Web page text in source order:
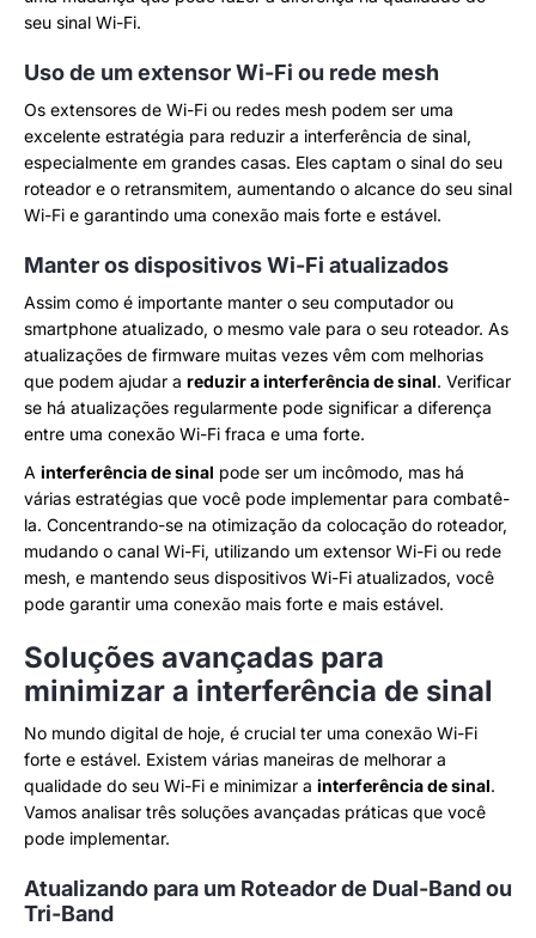
seu sinal Wi-Fi.
Uso de um extensor Wi-Fi ou rede mesh
Os extensores de Wi-Fi ou redes mesh podem ser uma
excelente estratégia para reduzir a interferência de sinal,
especialmente em grandes casas. Eles captam o sinal do seu
roteador e o retransmitem, aumentando o alcance do seu sinal
Wi-Fi e garantindo uma conexão mais forte e estável.
Manter os dispositivos Wi-Fi atualizados
Assim como é importante manter o seu computador ou
smartphone atualizado, o mesmo vale para o seu roteador. As
atualizações de firmware muitas vezes vêm com melhorias
que podem ajudar a reduzir a interferência de sinal. Verificar
se há atualizações regularmente pode significar a diferença
entre uma conexão Wi-Fi fraca e uma forte.
A interferência de sinal pode ser um incômodo, mas há
várias estratégias que você pode implementar para combatê-
la. Concentrando-se na otimização da colocação do roteador,
mudando o canal Wi-Fi, utilizando um extensor Wi-Fi ou rede
mesh, e mantendo seus dispositivos Wi-Fi atualizados, você
pode garantir uma conexão mais forte e mais estável.
Soluções avançadas para
minimizar a interferência de sinal
No mundo digital de hoje, é crucial ter uma conexão Wi-Fi
forte e estável. Existem várias maneiras de melhorar a
qualidade do seu Wi-Fi e minimizar a interferência de sinal.
Vamos analisar três soluções avançadas práticas que você
pode implementar.
Atualizando para um Roteador de Dual-Band ou
Tri-Band